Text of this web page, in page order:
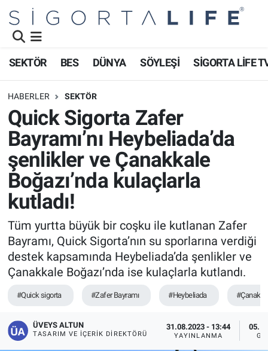
SEKTÖR BES DÜNYA SÖYLEŞİ SİGORTA LİFE
HABERLER SEKTÖR
Quick Sigorta Zafer
Bayramı’nı Heybeliada’da
şenlikler ve Çanakkale
Boğazı’nda kulaçlarla
kutladı!
Tüm yurtta büyük bir coşku ile kutlanan Zafer
Bayramı, Quick Sigorta’nın su sporlarına verdiği
destek kapsamında Heybeliada’da şenlikler ve
Çanakkale Boğazı’nda ise kulaçlarla kutlandı.
#Quick sigorta #Zafer Bayramı #Heybeliada
ÜVEYS ALTUN
TASARIM VE İÇERIK DIREKTÖRÜ
31.08.2023 - 13:44
YAYINLANMA
Namaz Vakitleri
Trafik Durumu
Süper Lig Puan Durumu ve Fikstür
Tüm Manşetler
Son Dakika Haberleri
Haber Arşivi